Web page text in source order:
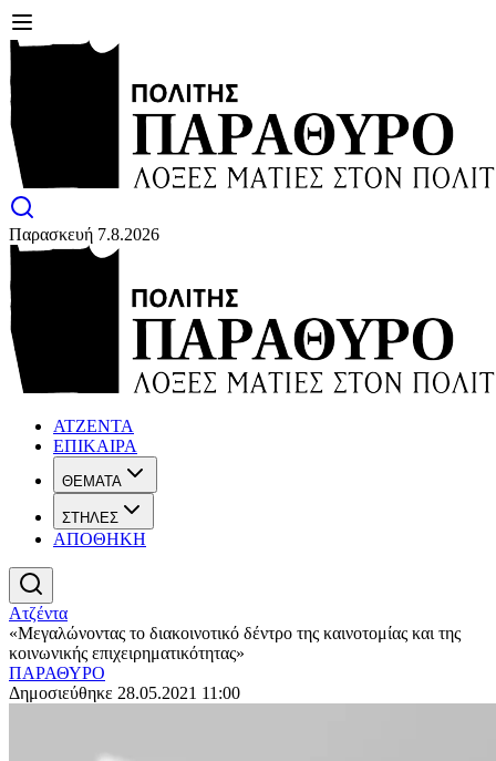
Παρασκευή 7.8.2026
ΑΤΖΕΝΤΑ
ΕΠΙΚΑΙΡΑ
ΘΕΜΑΤΑ
ΣΤΗΛΕΣ
ΑΠΟΘΗΚΗ
Ατζέντα
«Μεγαλώνοντας το διακοινοτικό δέντρο της καινοτομίας και της
κοινωνικής επιχειρηματικότητας»
ΠΑΡΑΘΥΡΟ
Δημοσιεύθηκε 28.05.2021 11:00